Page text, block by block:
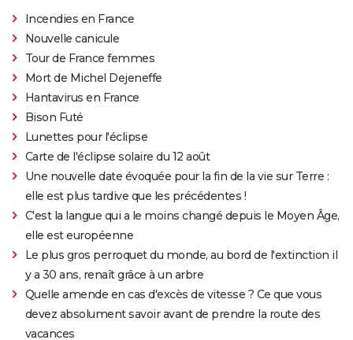
Incendies en France
Nouvelle canicule
Tour de France femmes
Mort de Michel Dejeneffe
Hantavirus en France
Bison Futé
Lunettes pour l'éclipse
Carte de l'éclipse solaire du 12 août
Une nouvelle date évoquée pour la fin de la vie sur Terre :
elle est plus tardive que les précédentes !
C'est la langue qui a le moins changé depuis le Moyen Âge,
elle est européenne
Le plus gros perroquet du monde, au bord de l'extinction il
y a 30 ans, renaît grâce à un arbre
Quelle amende en cas d'excès de vitesse ? Ce que vous
devez absolument savoir avant de prendre la route des
vacances